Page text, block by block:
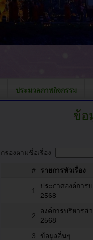
ประมวลภาพกิจกรรม
ข้อ
กรองตามชื่อเรื่อง
# รายการหัวเรื่อง
1
ประกาศองค์การ
2568
2
องค์การบริหารส่
2568
3
ข้อมูลอื่นๆ